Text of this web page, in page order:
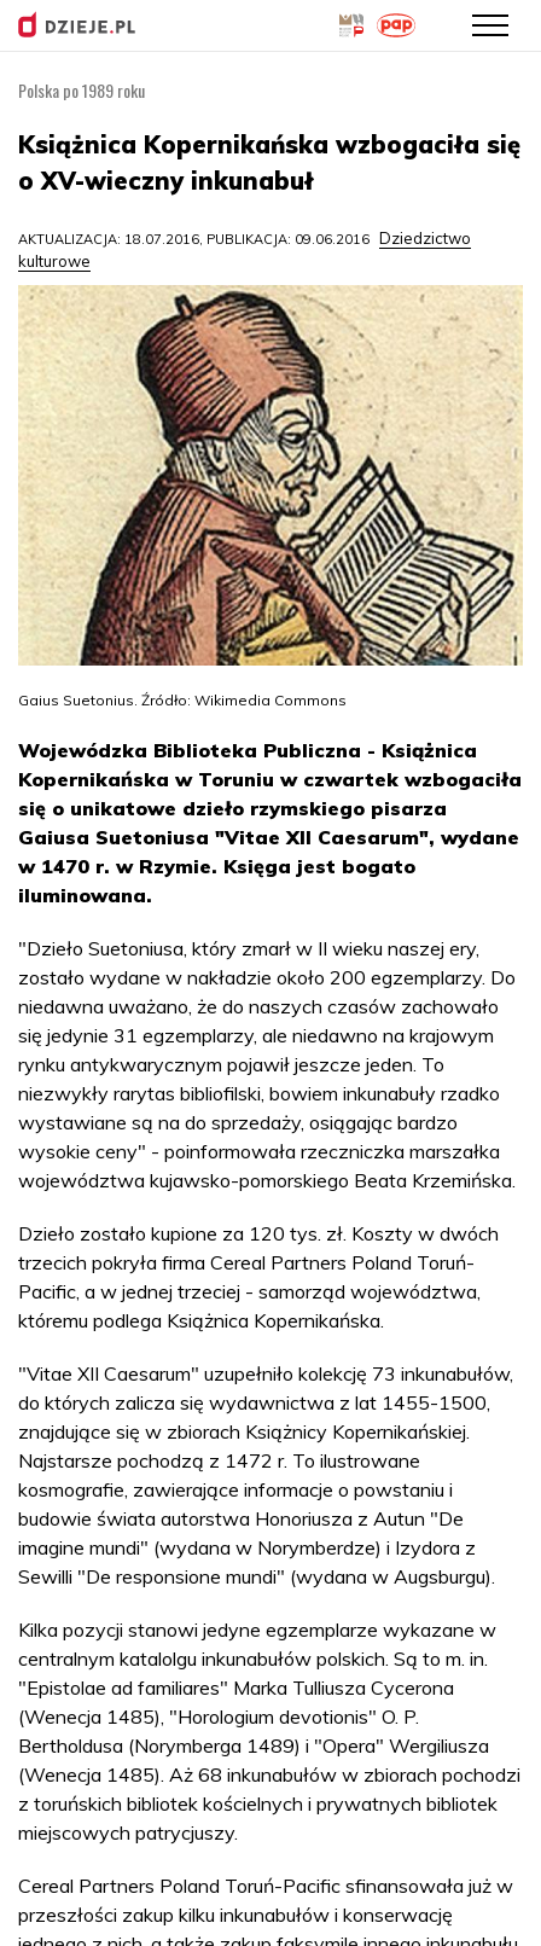
treści
Polska po 1989 roku
Książnica Kopernikańska wzbogaciła się
o XV-wieczny inkunabuł
AKTUALIZACJA: 18.07.2016, PUBLIKACJA: 09.06.2016 Dziedzictwo
kulturowe
Gaius Suetonius. Źródło: Wikimedia Commons
Wojewódzka Biblioteka Publiczna - Książnica
Kopernikańska w Toruniu w czwartek wzbogaciła
się o unikatowe dzieło rzymskiego pisarza
Gaiusa Suetoniusa "Vitae XII Caesarum", wydane
w 1470 r. w Rzymie. Księga jest bogato
iluminowana.
"Dzieło Suetoniusa, który zmarł w II wieku naszej ery,
zostało wydane w nakładzie około 200 egzemplarzy. Do
niedawna uważano, że do naszych czasów zachowało
się jedynie 31 egzemplarzy, ale niedawno na krajowym
rynku antykwarycznym pojawił jeszcze jeden. To
niezwykły rarytas bibliofilski, bowiem inkunabuły rzadko
wystawiane są na do sprzedaży, osiągając bardzo
wysokie ceny" - poinformowała rzeczniczka marszałka
województwa kujawsko-pomorskiego Beata Krzemińska.
Dzieło zostało kupione za 120 tys. zł. Koszty w dwóch
trzecich pokryła firma Cereal Partners Poland Toruń-
Pacific, a w jednej trzeciej - samorząd województwa,
któremu podlega Książnica Kopernikańska.
"Vitae XII Caesarum" uzupełniło kolekcję 73 inkunabułów,
do których zalicza się wydawnictwa z lat 1455-1500,
znajdujące się w zbiorach Książnicy Kopernikańskiej.
Najstarsze pochodzą z 1472 r. To ilustrowane
kosmografie, zawierające informacje o powstaniu i
budowie świata autorstwa Honoriusza z Autun "De
imagine mundi" (wydana w Norymberdze) i Izydora z
Sewilli "De responsione mundi" (wydana w Augsburgu).
Kilka pozycji stanowi jedyne egzemplarze wykazane w
centralnym katalolgu inkunabułów polskich. Są to m. in.
"Epistolae ad familiares" Marka Tulliusza Cycerona
(Wenecja 1485), "Horologium devotionis" O. P.
Bertholdusa (Norymberga 1489) i "Opera" Wergiliusza
(Wenecja 1485). Aż 68 inkunabułów w zbiorach pochodzi
z toruńskich bibliotek kościelnych i prywatnych bibliotek
miejscowych patrycjuszy.
Cereal Partners Poland Toruń-Pacific sfinansowała już w
przeszłości zakup kilku inkunabułów i konserwację